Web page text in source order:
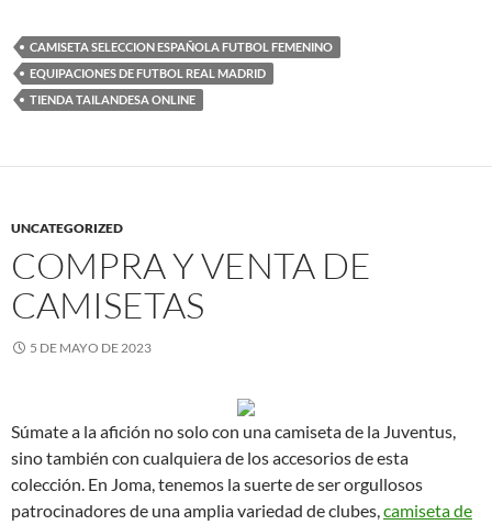
CAMISETA SELECCION ESPAÑOLA FUTBOL FEMENINO
EQUIPACIONES DE FUTBOL REAL MADRID
TIENDA TAILANDESA ONLINE
UNCATEGORIZED
COMPRA Y VENTA DE
CAMISETAS
5 DE MAYO DE 2023
Súmate a la afición no solo con una camiseta de la Juventus,
sino también con cualquiera de los accesorios de esta
colección. En Joma, tenemos la suerte de ser orgullosos
patrocinadores de una amplia variedad de clubes,camiseta de